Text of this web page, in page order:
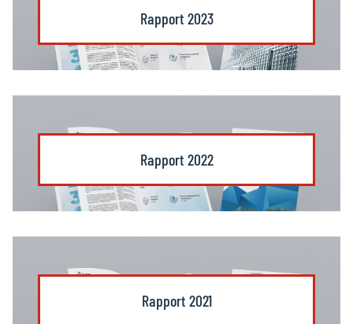
Rapport 2023
Rapport 2022
Rapport 2021